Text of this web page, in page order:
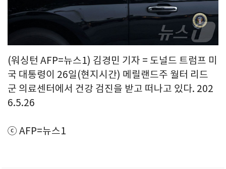
(워싱턴 AFP=뉴스1) 김경민 기자 = 도널드 트럼프 미
국 대통령이 26일(현지시간) 메릴랜드주 월터 리드
군 의료센터에서 건강 검진을 받고 떠나고 있다. 202
6.5.26
ⓒ AFP=뉴스1